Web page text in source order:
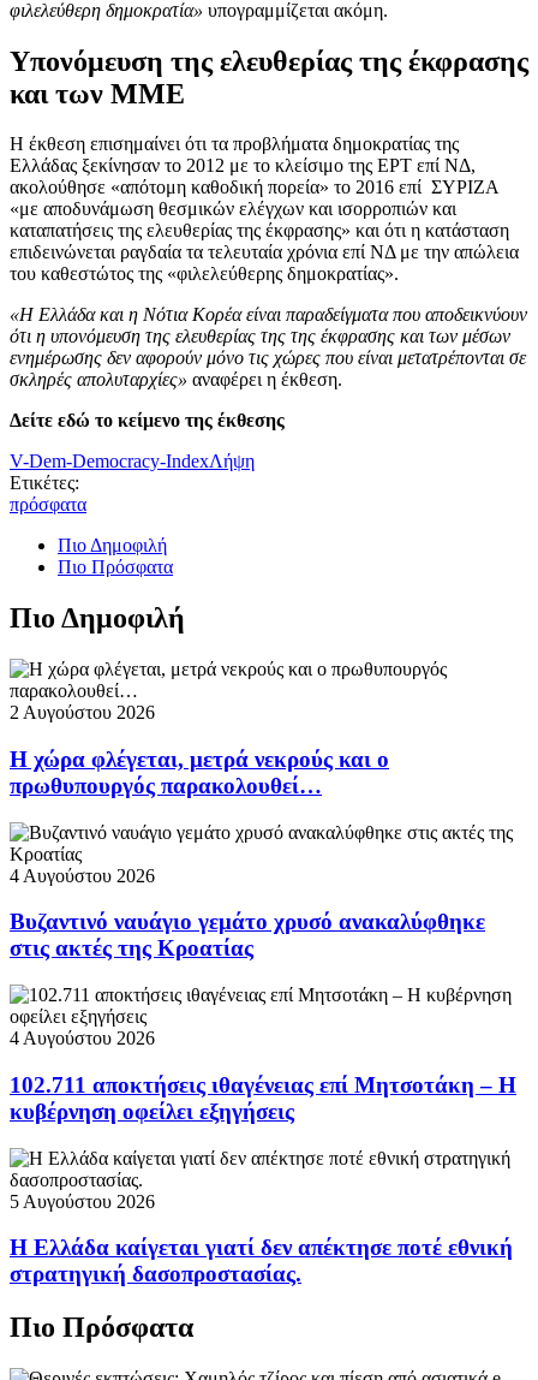
φιλελεύθερη δημοκρατία» υπογραμμίζεται ακόμη.
Υπονόμευση της ελευθερίας της έκφρασης
και των ΜΜΕ
Η έκθεση επισημαίνει ότι τα προβλήματα δημοκρατίας της
Ελλάδας ξεκίνησαν το 2012 με το κλείσιμο της ΕΡΤ επί ΝΔ,
ακολούθησε «απότομη καθοδική πορεία» το 2016 επί ΣΥΡΙΖΑ
«με αποδυνάμωση θεσμικών ελέγχων και ισορροπιών και
καταπατήσεις της ελευθερίας της έκφρασης» και ότι η κατάσταση
επιδεινώνεται ραγδαία τα τελευταία χρόνια επί ΝΔ με την απώλεια
του καθεστώτος της «φιλελεύθερης δημοκρατίας».
«Η Ελλάδα και η Νότια Κορέα είναι παραδείγματα που αποδεικνύουν
ότι η υπονόμευση της ελευθερίας της της έκφρασης και των μέσων
ενημέρωσης δεν αφορούν μόνο τις χώρες που είναι μετατρέπονται σε
σκληρές απολυταρχίες» αναφέρει η έκθεση.
Δείτε εδώ το κείμενο της έκθεσης
V-Dem-Democracy-IndexΛήψη
Ετικέτες:
πρόσφατα
Πιο Δημοφιλή
Πιο Πρόσφατα
Πιο Δημοφιλή
2 Αυγούστου 2026
Η χώρα φλέγεται, μετρά νεκρούς και ο
πρωθυπουργός παρακολουθεί…
4 Αυγούστου 2026
Βυζαντινό ναυάγιο γεμάτο χρυσό ανακαλύφθηκε
στις ακτές της Κροατίας
4 Αυγούστου 2026
102.711 αποκτήσεις ιθαγένειας επί Μητσοτάκη – Η
κυβέρνηση οφείλει εξηγήσεις
5 Αυγούστου 2026
Η Ελλάδα καίγεται γιατί δεν απέκτησε ποτέ εθνική
στρατηγική δασοπροστασίας.
Πιο Πρόσφατα